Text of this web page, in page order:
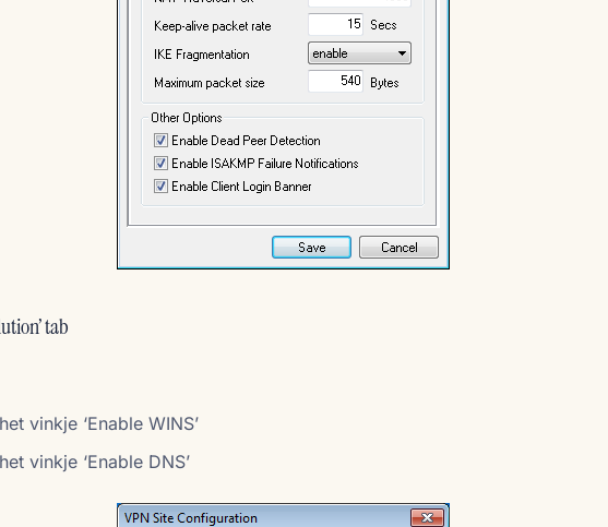
tab
vinkje ‘Enable WINS’
vinkje ‘Enable DNS’